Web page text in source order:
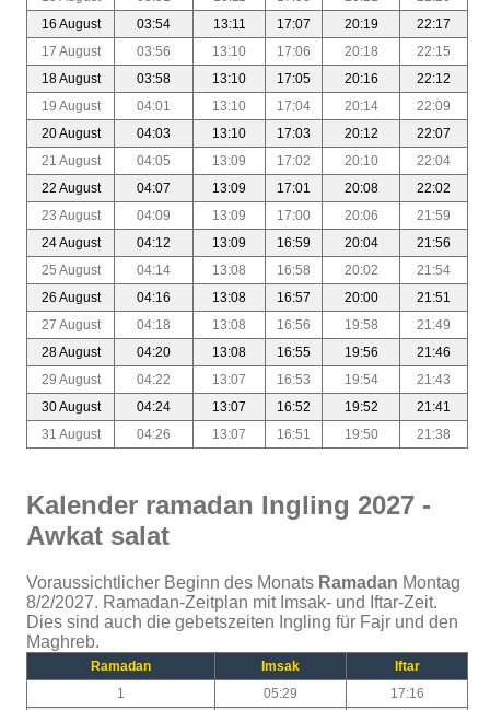
16 August
03:54 13:11 17:07 20:19
22:17
17 August
03:56 13:10 17:06 20:18
22:15
18 August
03:58 13:10 17:05 20:16
22:12
19 August
04:01 13:10 17:04 20:14
22:09
20 August
04:03 13:10 17:03 20:12
22:07
21 August
04:05 13:09 17:02 20:10
22:04
22 August
04:07 13:09 17:01 20:08
22:02
23 August
04:09 13:09 17:00 20:06
21:59
24 August
04:12 13:09 16:59 20:04
21:56
25 August
04:14 13:08 16:58 20:02
21:54
26 August
04:16 13:08 16:57 20:00
21:51
27 August
04:18 13:08 16:56 19:58
21:49
28 August
04:20 13:08 16:55 19:56
21:46
29 August
04:22 13:07 16:53 19:54
21:43
30 August
04:24 13:07 16:52 19:52
21:41
31 August
04:26 13:07 16:51 19:50 21:38
Kalender ramadan Ingling 2027 -
Awkat salat
Voraussichtlicher Beginn des Monats Ramadan Montag
8/2/2027. Ramadan-Zeitplan mit Imsak- und Iftar-Zeit.
Dies sind auch die gebetszeiten Ingling für Fajr und den
Maghreb.
Ramadan Imsak
Iftar
1
05:29
17:16